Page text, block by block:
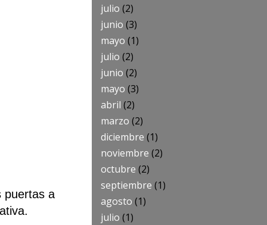
puertas a
julio (2)
junio (3)
mayo (1)
julio (2)
junio (2)
mayo (3)
abril (2)
marzo (2)
diciembre (1)
noviembre (2)
octubre (2)
septiembre (1)
agosto (1)
julio (1)